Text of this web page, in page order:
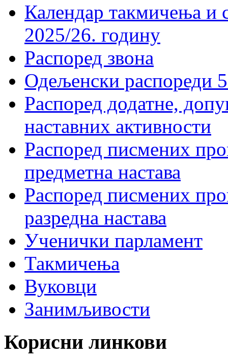
Календар такмичења
2025/26. годину
Распоред звона
Одељенски распореди
Распоред додатне,
наставних активности
Распоред писмених
предметна настава
Распоред писмених
разредна настава
Ученички парламент
Такмичења
Вуковци
Занимљивости
Корисни линкови